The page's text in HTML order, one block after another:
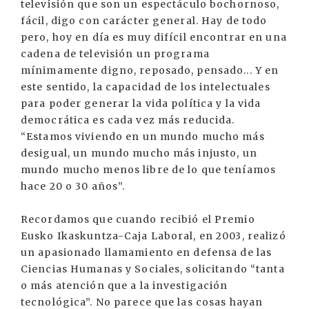
televisión que son un espectáculo bochornoso,
fácil, digo con carácter general. Hay de todo
pero, hoy en día es muy difícil encontrar en una
cadena de televisión un programa
mínimamente digno, reposado, pensado... Y en
este sentido, la capacidad de los intelectuales
para poder generar la vida política y la vida
democrática es cada vez más reducida.
“Estamos viviendo en un mundo mucho más
desigual, un mundo mucho más injusto, un
mundo mucho menos libre de lo que teníamos
hace 20 o 30 años”.
Recordamos que cuando recibió el Premio
Eusko Ikaskuntza-Caja Laboral, en 2003, realizó
un apasionado llamamiento en defensa de las
Ciencias Humanas y Sociales, solicitando “tanta
o más atención que a la investigación
tecnológica”. No parece que las cosas hayan